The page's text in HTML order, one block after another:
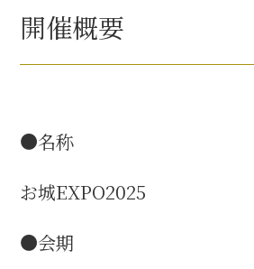
家康関連 史跡 一覧
家康グルメ・土産 一覧
前田利家と名古屋の関係
利家関連 史跡 一覧
開催概要
●名称
お城EXPO2025
●会期